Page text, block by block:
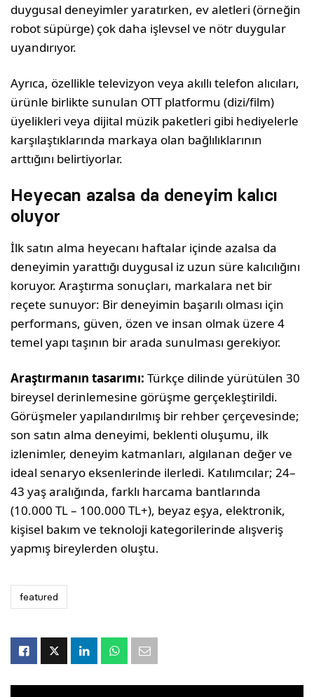
duygusal deneyimler yaratırken, ev aletleri (örneğin
robot süpürge) çok daha işlevsel ve nötr duygular
uyandırıyor.
Ayrıca, özellikle televizyon veya akıllı telefon alıcıları,
ürünle birlikte sunulan OTT platformu (dizi/film)
üyelikleri veya dijital müzik paketleri gibi hediyelerle
karşılaştıklarında markaya olan bağlılıklarının
arttığını belirtiyorlar.
Heyecan azalsa da deneyim kalıcı
oluyor
İlk satın alma heyecanı haftalar içinde azalsa da
deneyimin yarattığı duygusal iz uzun süre kalıcılığını
koruyor. Araştırma sonuçları, markalara net bir
reçete sunuyor: Bir deneyimin başarılı olması için
performans, güven, özen ve insan olmak üzere 4
temel yapı taşının bir arada sunulması gerekiyor.
Araştırmanın tasarımı: Türkçe dilinde yürütülen 30
bireysel derinlemesine görüşme gerçekleştirildi.
Görüşmeler yapılandırılmış bir rehber çerçevesinde;
son satın alma deneyimi, beklenti oluşumu, ilk
izlenimler, deneyim katmanları, algılanan değer ve
ideal senaryo eksenlerinde ilerledi. Katılımcılar; 24–
43 yaş aralığında, farklı harcama bantlarında
(10.000 TL – 100.000 TL+), beyaz eşya, elektronik,
kişisel bakım ve teknoloji kategorilerinde alışveriş
yapmış bireylerden oluştu.
featured